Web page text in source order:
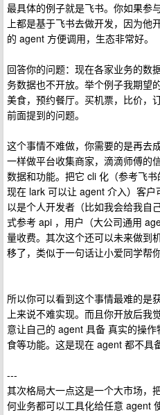
最具体的例子就是飞书。你如果参
上都是基于飞书去做开发，因为
的 agent 方便调用，生态非常好。
回答你的问题：现在各家业务的数
务数据也不开放。举个例子我期望
美食，预约餐厅。买机票，比价，
前面提到的问题。
这个事情不难做，你需要的是再去
一样做平台收集商家，滴滴师傅的
数据和功能。把它 cli 化（参考飞书
现在 lark 可以让 agent 介入）客
以是个人开发者（比如我会给我自
式参考 api ，用户（大公司通用
量收费。其次这个还可以未来做到
移了，类似于一句话让小爱同学帮
所以你可以看到这个事情最难的是
上来说不难实现。而且你开放后
意让自己的 agent 具备 真实的操
食等功能。这是现在 agent 都不具
---
其次格局大一点这是一个大市场，
何业务都可以工具化给任意 agent